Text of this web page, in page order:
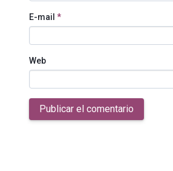
E-mail *
Web
Publicar el comentario